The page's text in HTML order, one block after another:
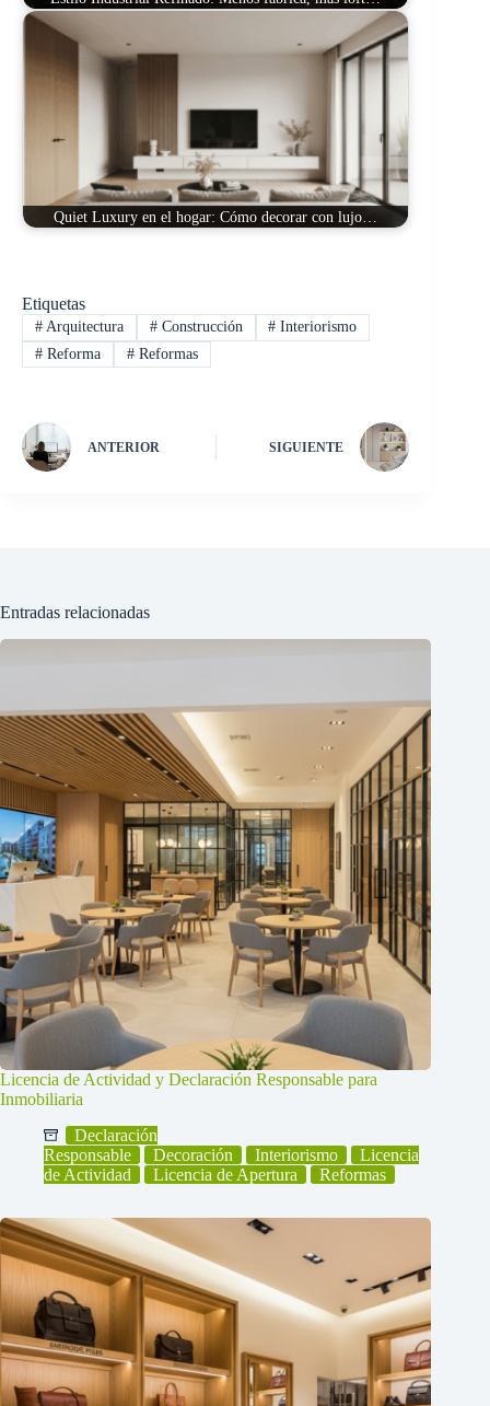
Quiet Luxury en el hogar: Cómo decorar con lujo…
Etiquetas
#Arquitectura #Construcción # Interiorismo
#Reforma #Reformas
ANTERIOR SIGUIENTE
Entradas relacionadas
Licencia de Actividad y Declaración Responsable para
Inmobiliaria
Declaración
Responsable
Decoración Interiorismo
Licencia
de Actividad
Licencia de Apertura Reformas